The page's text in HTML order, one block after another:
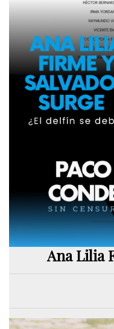
Ana Lilia